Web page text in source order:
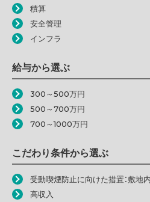
積算
安全管理
インフラ
給与から選ぶ
300～500万円
500～700万円
700～1000万円
こだわり条件から選ぶ
受動喫煙防止に向けた措置：敷地
高収入